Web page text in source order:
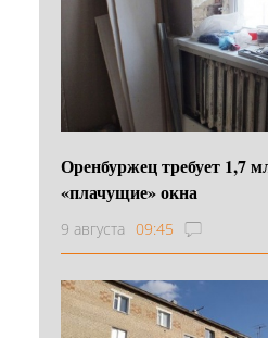
Оренбуржец требует 1,7
«плачущие» окна
9 августа 09:45